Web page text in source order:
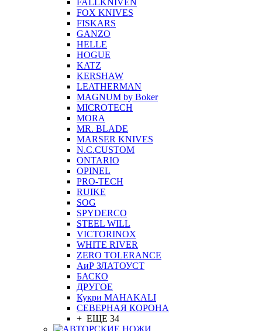
FALLKNIVEN
FOX KNIVES
FISKARS
GANZO
HELLE
HOGUE
KATZ
KERSHAW
LEATHERMAN
MAGNUM by Boker
MICROTECH
MORA
MR. BLADE
MARSER KNIVES
N.C.CUSTOM
ONTARIO
OPINEL
PRO-TECH
RUIKE
SOG
SPYDERCO
STEEL WILL
VICTORINOX
WHITE RIVER
ZERO TOLERANCE
АиР ЗЛАТОУСТ
БАСКО
ДРУГОЕ
Кукри MAHAKALI
СЕВЕРНАЯ КОРОНА
+ ЕЩЕ 34